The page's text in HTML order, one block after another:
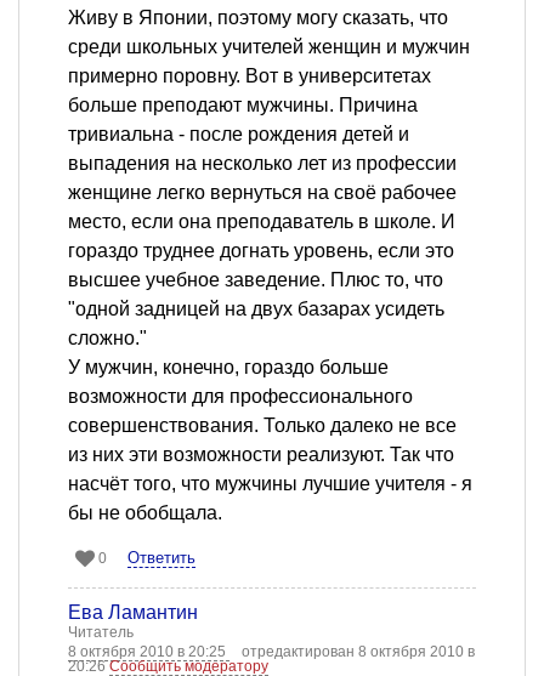
Живу в Японии, поэтому могу сказать, что
среди школьных учителей женщин и мужчин
примерно поровну. Вот в университетах
больше преподают мужчины. Причина
тривиальна - после рождения детей и
выпадения на несколько лет из профессии
женщине легко вернуться на своё рабочее
место, если она преподаватель в школе. И
гораздо труднее догнать уровень, если это
высшее учебное заведение. Плюс то, что
"одной задницей на двух базарах усидеть
сложно."
У мужчин, конечно, гораздо больше
возможности для профессионального
совершенствования. Только далеко не все
из них эти возможности реализуют. Так что
насчёт того, что мужчины лучшие учителя - я
бы не обобщала.
0 Ответить
Ева Ламантин
Читатель
8 октября 2010 в 20:25
отредактирован 8 октября 2010 в
20:26Сообщить модератору